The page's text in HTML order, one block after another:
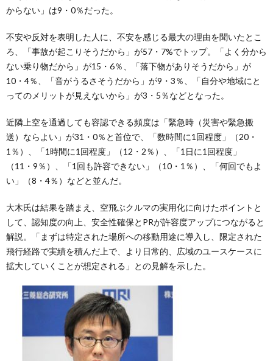
からない」は9・0％だった。
不安や反対を表明した人に、不安を感じる最大の理由を聞いたとこ
ろ、「事故が起こりそうだから」が57・7%でトップ。「よく分から
ない乗り物だから」が15・6％、「落下物がありそうだから」が
10・4％、「音がうるさそうだから」が9・3％、「自分や地域にと
ってのメリットが見えないから」が3・5％などとなった。
近隣上空を通過しても容認できる頻度は「緊急時（災害や緊急搬
送）ならよい」が31・0％と首位で、「数時間に1回程度」（20・
1％）、「1時間に1回程度」（12・2％）、「1日に1回程度」
（11・9％）、「1回も許容できない」（10・1％）、「何回でもよ
い」（8・4％）などと並んだ。
大木氏は結果を踏まえ、空飛ぶクルマの実用化に向けたポイントと
して、認知度の向上、安全性確保とPRが許容度アップにつながると
解説。「まずは特定された場所への移動用途に導入し、限定された
飛行経路で実績を積んだ上で、より日常的、広域のユースケースに
拡大していくことが想定される」との見解を示した。